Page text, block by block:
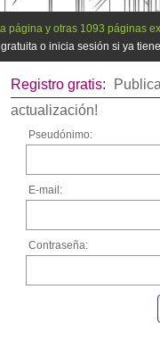
página y otras 1093 páginas
o inicia sesión si ya
Registro gratis:
actualización!
Pseudónimo:
E-mail:
Contraseña: